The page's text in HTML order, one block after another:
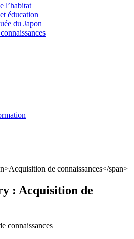
l’habitat
éducation
du Japon
: Acquisition de
connaissances